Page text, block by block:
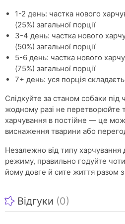
1-2 день: частка нового
(25%) загальної порції
3-4 день: частка нового
(50%) загальної порції
5-6 день: частка нового
(75%) загальної порції
7+ день: уся порція
Слідкуйте за станом собаки під
жодному разі не перетворюйте
харчування в постійне — це
виснаження тварини або
Незалежно від типу
режиму, правильно годуйте
йому довге й сите життя разом
Відгуки (0)